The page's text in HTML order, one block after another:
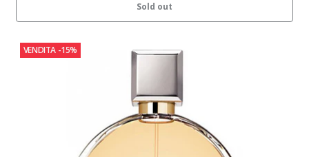
Sold out
VENDITA -15%